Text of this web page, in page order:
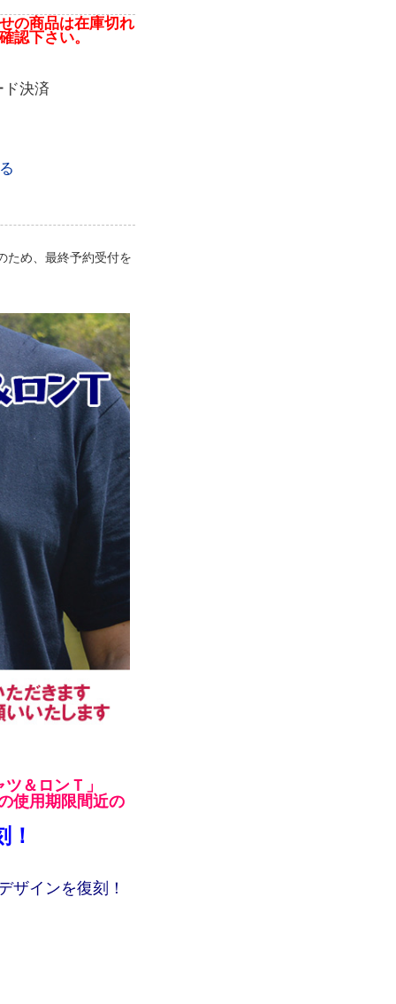
の商品は在庫切れ
認下さい。
ド決済
ため、最終予約受付を
＆ロンＴ」
使用期限間近の
ザインを復刻！